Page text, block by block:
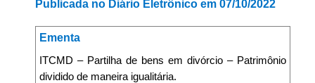
Publicada no Diário Eletrônico em 07/10/2022
Ementa
ITCMD – Partilha de bens em divórcio – Patrimônio
dividido de maneira igualitária.